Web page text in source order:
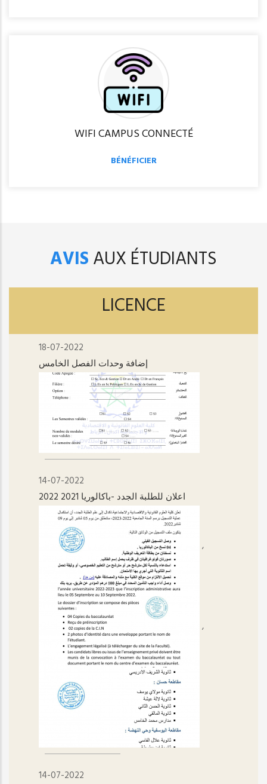
WIFI CAMPUS CONNECTÉ
BÉNÉFICIER
AVISAUX ÉTUDIANTS
LICENCE
18-07-2022
إضافة وحدات الفصل الخامس
14-07-2022
اعلان للطلبة الجدد -باكالوريا 2021 2022
,
,
14-07-2022